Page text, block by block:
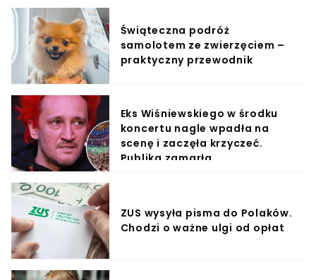
Świąteczna podróż
samolotem ze zwierzęciem –
praktyczny przewodnik
Eks Wiśniewskiego w środku
koncertu nagle wpadła na
scenę i zaczęła krzyczeć.
Publika zamarła
ZUS wysyła pisma do Polaków.
Chodzi o ważne ulgi od opłat